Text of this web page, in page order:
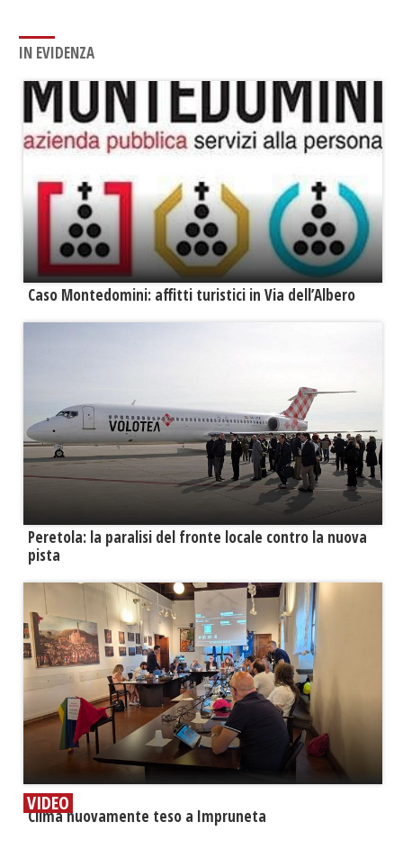
IN EVIDENZA
Caso Montedomini: affitti turistici in Via dell’Albero
Peretola: la paralisi del fronte locale contro la nuova
pista
VIDEO
​Clima nuovamente teso a Impruneta